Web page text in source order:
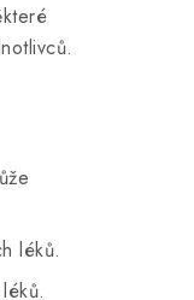
léků.